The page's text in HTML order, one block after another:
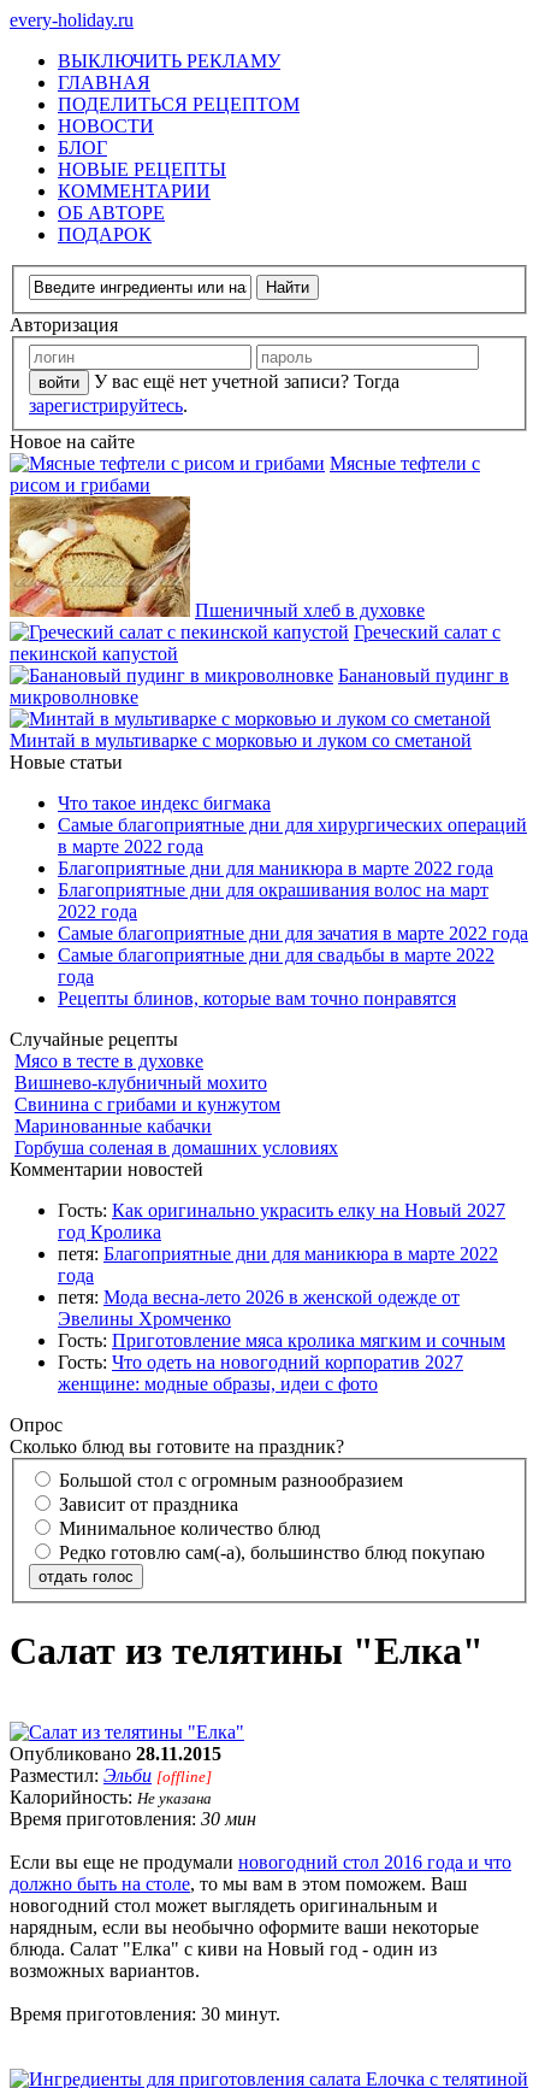
every-holiday.ru
ВЫКЛЮЧИТЬ РЕКЛАМУ
ГЛАВНАЯ
ПОДЕЛИТЬСЯ РЕЦЕПТОМ
НОВОСТИ
БЛОГ
НОВЫЕ РЕЦЕПТЫ
КОММЕНТАРИИ
ОБ АВТОРЕ
ПОДАРОК
Авторизация
У вас ещё нет учетной записи? Тогда
зарегистрируйтесь.
Новое на сайте
Мясные тефтели с
рисом и грибами
Пшеничный хлеб в духовке
Греческий салат с
пекинской капустой
Банановый пудинг в
микроволновке
Минтай в мультиварке с морковью и луком со сметаной
Новые статьи
Что такое индекс бигмака
Самые благоприятные дни для хирургических операций
в марте 2022 года
Благоприятные дни для маникюра в марте 2022 года
Благоприятные дни для окрашивания волос на март
2022 года
Самые благоприятные дни для зачатия в марте 2022 года
Самые благоприятные дни для свадьбы в марте 2022
года
Рецепты блинов, которые вам точно понравятся
Случайные рецепты
Мясо в тесте в духовке
Вишнево-клубничный мохито
Свинина с грибами и кунжутом
Маринованные кабачки
Горбуша соленая в домашних условиях
Комментарии новостей
Гость: Как оригинально украсить елку на Новый 2027
год Кролика
петя: Благоприятные дни для маникюра в марте 2022
года
петя: Мода весна-лето 2026 в женской одежде от
Эвелины Хромченко
Гость: Приготовление мяса кролика мягким и сочным
Гость: Что одеть на новогодний корпоратив 2027
женщине: модные образы, идеи с фото
Опрос
Сколько блюд вы готовите на праздник?
Большой стол с огромным разнообразием
Зависит от праздника
Минимальное количество блюд
Редко готовлю сам(-а), большинство блюд покупаю
отдать голос
Салат из телятины "Елка"
Опубликовано 28.11.2015
Разместил: Эльби [offline]
Калорийность: Не указана
Время приготовления: 30 мин
Если вы еще не продумали новогодний стол 2016 года и что
должно быть на столе, то мы вам в этом поможем. Ваш
новогодний стол может выглядеть оригинальным и
нарядным, если вы необычно оформите ваши некоторые
блюда. Салат "Елка" с киви на Новый год - один из
возможных вариантов.
Время приготовления: 30 минут.